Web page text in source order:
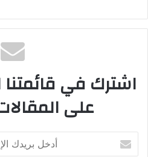
اشترك في قائمتنا
على
بريدك